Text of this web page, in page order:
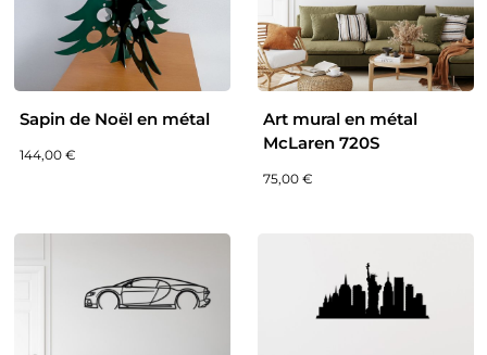
Sapin de Noël en métal
144,00 €
Art mural en métal
McLaren 720S
75,00 €